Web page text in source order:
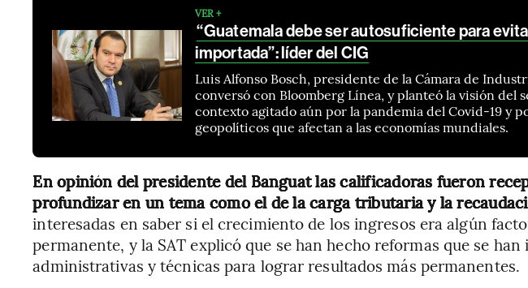
VER +
“Guatemala debe ser autosuficiente para
importada”: líder del CIG
Luis Alfonso Bosch, presidente de la Cámara de
conversó con Bloomberg Línea, y planteó la visión del
contexto agitado aún por la pandemia del Covid-19 y
geopolíticos que afectan a las economías mundiales.
En opinión del presidente del Banguat las calificadoras fueron
profundizar en un tema como el de la carga tributaria y la
interesadas en saber si el crecimiento de los ingresos era algún
permanente, y la SAT explicó que se han hecho reformas que se
administrativas y técnicas para lograr resultados más permanentes.